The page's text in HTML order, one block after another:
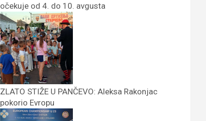
očekuje od 4. do 10. avgusta
ZLATO STIŽE U PANČEVO: Aleksa Rakonjac
pokorio Evropu